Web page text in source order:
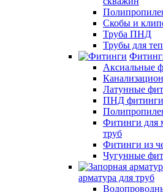
Скобы и
Труба ПНД
Трубы для
Аксиальные
Латунные
ПНД фитинги
Фитинги для
труб
Фитинги из
Чугунные
арматура для труб